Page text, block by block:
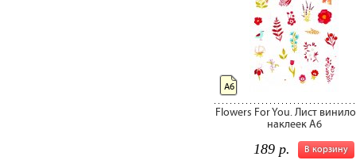
Flowers For You. Лист
наклеек А6
В корзину
189 р.
А6